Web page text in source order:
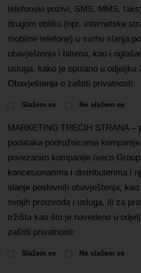
telefonski pozivi, SMS, MMS,
drugom obliku (npr. internetske
mobilne telefone) u svrhu slanja
obavještenja i biltena, kao i
usluga, kako je opisano u odjeljku
Obavještenja o zaštiti privatnosti:
Slažem se Ne slažem se
MARKETING TREĆIH STRANA –
podataka podružnicama
povezanim kompanije Iveco
koncesionarima i distributerima i
slanje poslovnih obavještenja,
svojih proizvoda i usluga, ili za
tržišta kao što je navedeno u
zaštiti privatnosti:
Slažem se Ne slažem se